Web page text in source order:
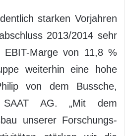
starken Vorjahren
2013/2014 sehr
Marge von 11,8 %
weiterhin eine hohe
von dem Bussche,
AG. „Mit dem
unserer Forschungs-